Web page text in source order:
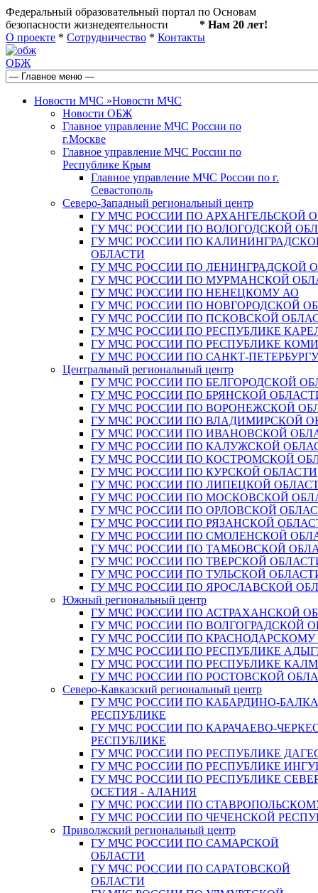
Федеральный образовательный портал по Основам
безопасности жизнедеятельности * Нам 20 лет!
О проекте * Сотрудничество * Контакты
ОБЖ
Новости МЧС »Новости МЧС
Новости ОБЖ
Главное управление МЧС России по
г.Москве
Главное управление МЧС России по
Республике Крым
Главное управление МЧС России по г.
Севастополь
Северо-Западный региональный центр
ГУ МЧС РОССИИ ПО АРХАНГЕЛЬСКОЙ
ГУ МЧС РОССИИ ПО ВОЛОГОДСКОЙ
ГУ МЧС РОССИИ ПО
ОБЛАСТИ
ГУ МЧС РОССИИ ПО ЛЕНИНГРАДСКОЙ
ГУ МЧС РОССИИ ПО МУРМАНСКОЙ
ГУ МЧС РОССИИ ПО НЕНЕЦКОМУ АО
ГУ МЧС РОССИИ ПО НОВГОРОДСКОЙ
ГУ МЧС РОССИИ ПО ПСКОВСКОЙ
ГУ МЧС РОССИИ ПО РЕСПУБЛИКЕ
ГУ МЧС РОССИИ ПО РЕСПУБЛИКЕ КОМИ
ГУ МЧС РОССИИ ПО САНКТ-ПЕТЕРБУРГУ
Центральный региональный центр
ГУ МЧС РОССИИ ПО БЕЛГОРОДСКОЙ
ГУ МЧС РОССИИ ПО БРЯНСКОЙ
ГУ МЧС РОССИИ ПО ВОРОНЕЖСКОЙ
ГУ МЧС РОССИИ ПО ВЛАДИМИРСКОЙ
ГУ МЧС РОССИИ ПО ИВАНОВСКОЙ
ГУ МЧС РОССИИ ПО КАЛУЖСКОЙ
ГУ МЧС РОССИИ ПО КОСТРОМСКОЙ
ГУ МЧС РОССИИ ПО КУРСКОЙ ОБЛАСТИ
ГУ МЧС РОССИИ ПО ЛИПЕЦКОЙ
ГУ МЧС РОССИИ ПО МОСКОВСКОЙ
ГУ МЧС РОССИИ ПО ОРЛОВСКОЙ
ГУ МЧС РОССИИ ПО РЯЗАНСКОЙ
ГУ МЧС РОССИИ ПО СМОЛЕНСКОЙ
ГУ МЧС РОССИИ ПО ТАМБОВСКОЙ
ГУ МЧС РОССИИ ПО ТВЕРСКОЙ
ГУ МЧС РОССИИ ПО ТУЛЬСКОЙ
ГУ МЧС РОССИИ ПО ЯРОСЛАВСКОЙ
Южный региональный центр
ГУ МЧС РОССИИ ПО АСТРАХАНСКОЙ
ГУ МЧС РОССИИ ПО ВОЛГОГРАДСКОЙ
ГУ МЧС РОССИИ ПО
ГУ МЧС РОССИИ ПО РЕСПУБЛИКЕ
ГУ МЧС РОССИИ ПО РЕСПУБЛИКЕ
ГУ МЧС РОССИИ ПО РОСТОВСКОЙ
Северо-Кавказский региональный центр
ГУ МЧС РОССИИ ПО КАБАРДИНО-
РЕСПУБЛИКЕ
ГУ МЧС РОССИИ ПО КАРАЧАЕВО-
РЕСПУБЛИКЕ
ГУ МЧС РОССИИ ПО РЕСПУБЛИКЕ
ГУ МЧС РОССИИ ПО РЕСПУБЛИКЕ
ГУ МЧС РОССИИ ПО РЕСПУБЛИКЕ
ОСЕТИЯ - АЛАНИЯ
ГУ МЧС РОССИИ ПО
ГУ МЧС РОССИИ ПО ЧЕЧЕНСКОЙ
Приволжский региональный центр
ГУ МЧС РОССИИ ПО САМАРСКОЙ
ОБЛАСТИ
ГУ МЧС РОССИИ ПО САРАТОВСКОЙ
ОБЛАСТИ